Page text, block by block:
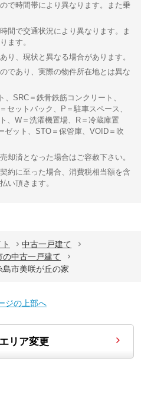
で時間帯により異なります。また乗
間で交通状況により異なります。ま
ます。
り、現状と異なる場合があります。
であり、実際の物件所在地とは異な
SRC＝鉄骨鉄筋コンクリート、
ットバック、P＝駐車スペース、
、W＝洗濯機置場、R＝冷蔵庫置
ゼット、STO＝保管庫、VOID＝吹
却済となった場合はご容赦下さい。
約に至った場合、消費税相当額を含
い頂きます。
中古一戸建て
の中古一戸建て
島市美咲が丘の家
ジの上部へ
リア変更